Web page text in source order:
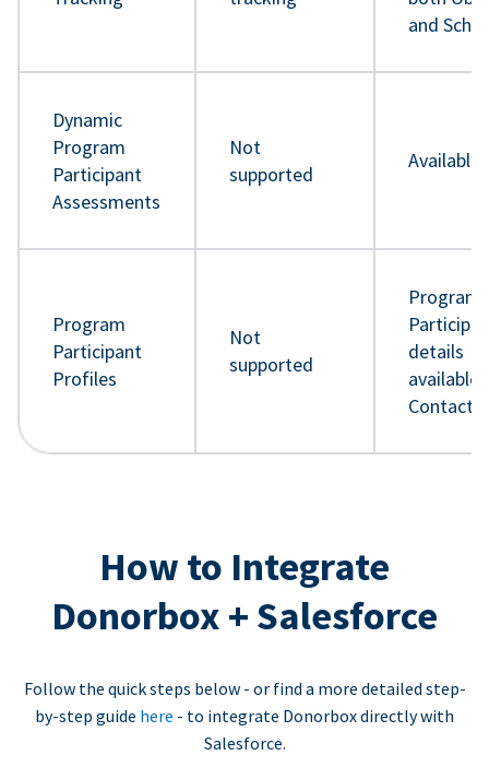
and
Dynamic
Program
Participant
Assessments
Not
supported
Available
Program
Participant
Profiles
Not
supported
Program
details
available
Contact
How to Integrate
Donorbox + Salesforce
Follow the quick steps below - or find a more detailed step-
by-step guide here - to integrate Donorbox directly with
Salesforce.